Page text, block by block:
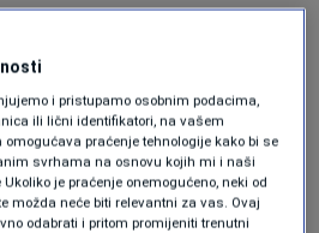
golman Željezničara napravio
u Hrvatskoj: Provocirao
Hajduka objavom na Poljudu
bijes (FOTO)
|8. maj.
i pristupamo osobnim podacima,
ili lični identifikatori, na vašem
praćenje tehnologije kako bi se
svrhama na osnovu kojih mi i naši
je praćenje onemogućeno, neki od
možda neće biti relevantni za vas. Ovaj
odabrati i pritom promijeniti trenutni